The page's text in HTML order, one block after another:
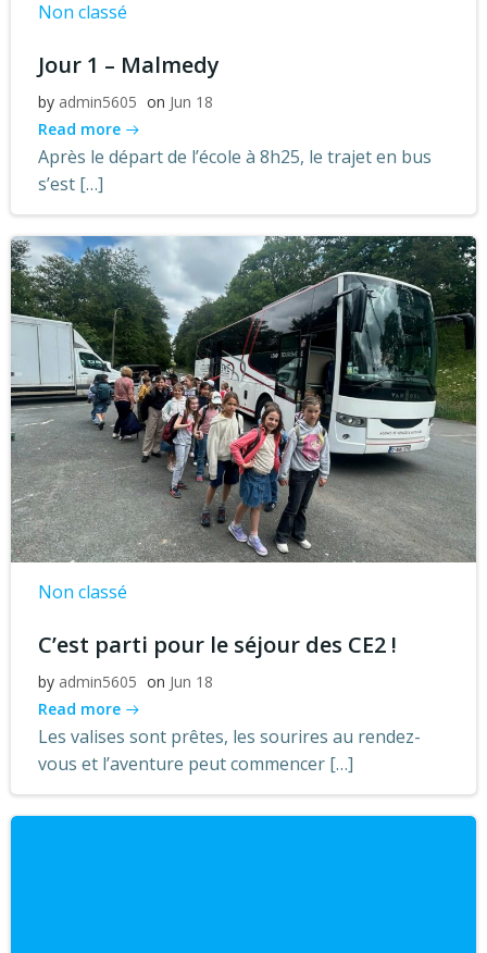
Non classé
Jour 1 – Malmedy
by admin5605 on Jun 18
Read more
Après le départ de l’école à 8h25, le trajet en bus
s’est […]
Non classé
C’est parti pour le séjour des CE2 !
by admin5605 on Jun 18
Read more
Les valises sont prêtes, les sourires au rendez-
vous et l’aventure peut commencer […]